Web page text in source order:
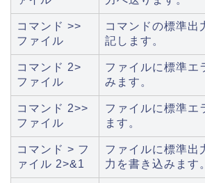
コマンド >>
ファイル
コマンドの標準出
記します。
コマンド 2>
ファイル
ファイルに標準エ
みます。
コマンド 2>>
ファイル
ファイルに標準エ
ます。
コマンド > フ
ァイル 2>&1
ファイルに標準出
力を書き込みます。